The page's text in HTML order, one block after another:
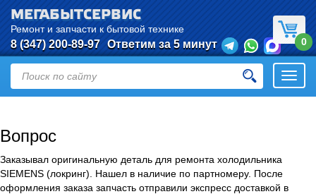
МЕГАБЫТСЕРВИС
Ремонт и запчасти к бытовой технике
8 (347) 200-89-97 Ответим за 5 минут 0
Вопрос
Заказывал оригинальную деталь для ремонта холодильника
SIEMENS (локринг). Нашел в наличие по партномеру. После
оформления заказа запчасть отправили экспресс доставкой в